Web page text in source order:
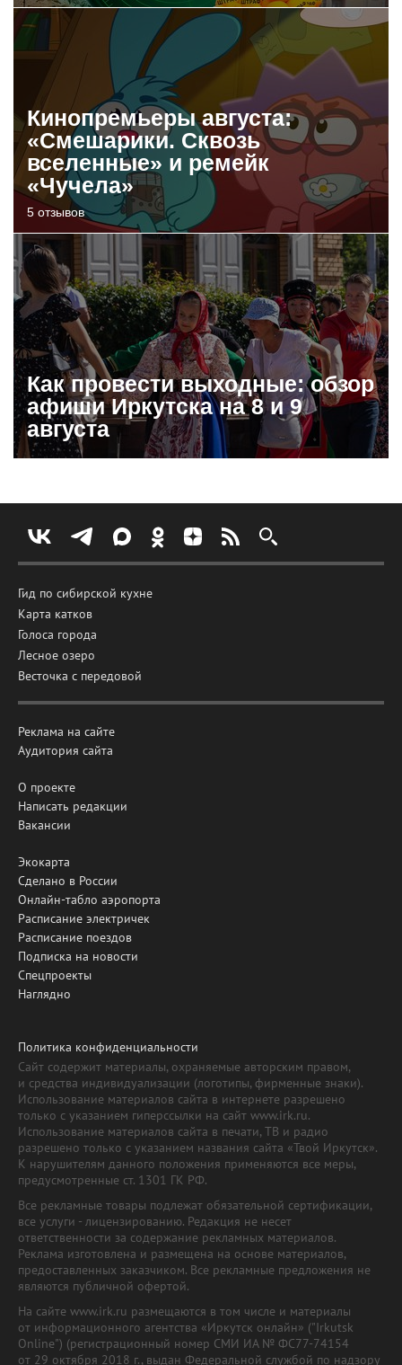
Кинопремьеры августа:
«Смешарики. Сквозь
вселенные» и ремейк
«Чучела»
5 отзывов
Как провести выходные: обзор
афиши Иркутска на 8 и 9
августа
Гид по сибирской кухне
Карта катков
Голоса города
Лесное озеро
Весточка с передовой
Реклама на сайте
Аудитория сайта
О проекте
Написать редакции
Вакансии
Экокарта
Сделано в России
Онлайн-табло аэропорта
Расписание электричек
Расписание поездов
Подписка на новости
Спецпроекты
Наглядно
Политика конфиденциальности
Сайт содержит материалы, охраняемые авторским правом,
и средства индивидуализации (логотипы, фирменные знаки).
Использование материалов сайта в интернете разрешено
только с указанием гиперссылки на сайт www.irk.ru.
Использование материалов сайта в печати, ТВ и радио
разрешено только с указанием названия сайта «Твой Иркутск».
К нарушителям данного положения применяются все меры,
предусмотренные ст. 1301 ГК РФ.
Все рекламные товары подлежат обязательной сертификации,
все услуги - лицензированию. Редакция не несет
ответственности за содержание рекламных материалов.
Реклама изготовлена и размещена на основе материалов,
предоставленных заказчиком. Все рекламные предложения не
являются публичной офертой.
На сайте www.irk.ru размещаются в том числе и материалы
от информационного агентства «Иркутск онлайн» ("Irkutsk
Online") (регистрационный номер СМИ ИА № ФС77-74154
от 29 октября 2018 г., выдан Федеральной службой по надзору